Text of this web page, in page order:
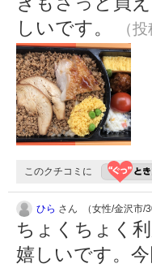
しいです。
（
このクチコミに
ひら さん （女性/金沢市/
ちょくちょく
嬉しいです。